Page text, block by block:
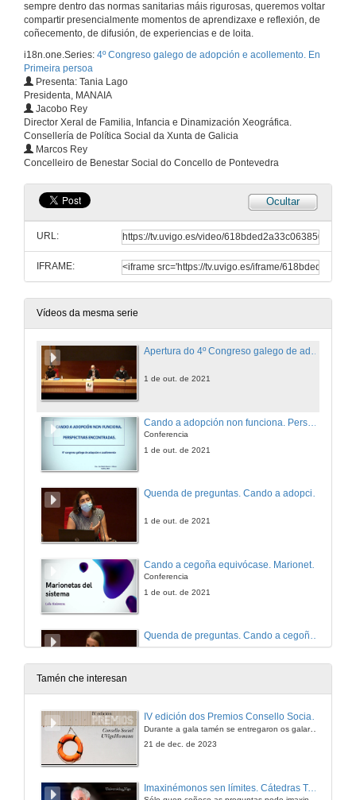
sempre dentro das normas sanitarias máis rigurosas, queremos voltar
compartir presencialmente momentos de aprendizaxe e reflexión, de
coñecemento, de difusión, de experiencias e de loita.
i18n.one.Series: 4º Congreso galego de adopción e acollemento. En
Primeira persoa
Presenta: Tania Lago
Presidenta, MANAIA
Jacobo Rey
Director Xeral de Familia, Infancia e Dinamización Xeográfica.
Consellería de Política Social da Xunta de Galicia
Marcos Rey
Concelleiro de Benestar Social do Concello de Pontevedra
Ocultar
URL:
IFRAME:
Vídeos da mesma serie
Apertura do 4º Congreso galego de adopción e acollemento
1 de out. de 2021
Conferencia
1 de out. de 2021
Quenda de preguntas. Cando a adopción non funciona. Perspectivas atopadas
1 de out. de 2021
Conferencia
1 de out. de 2021
Quenda de preguntas. Cando a cegoña equivócase. Marionetas do sistema
1 de out. de 2021
Conferencia
1 de out. de 2021
Conferencia
Tamén che interesan
IV edición dos Premios Consello Social UVigo Humana
Durante a gala tamén se entregaron os galardóns aos mellores TFG e TFM en materia de Axenda 2030
21 de dec. de 2023
Imaxinémonos sen límites. Cátedras Telefónica